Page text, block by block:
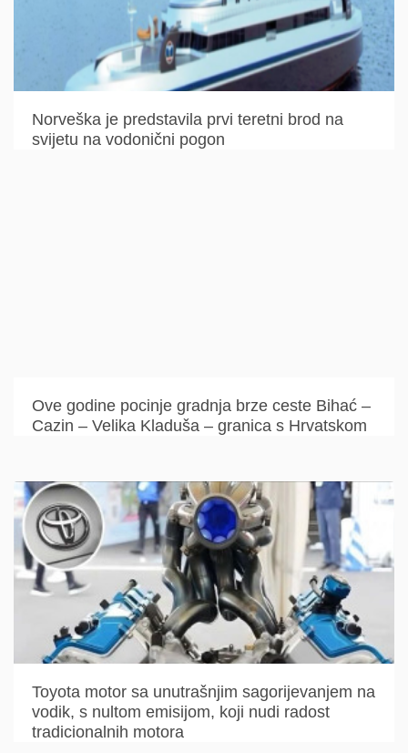
Norveška je predstavila prvi teretni brod na
svijetu na vodonični pogon
Ove godine pocinje gradnja brze ceste Bihać –
Cazin – Velika Kladuša – granica s Hrvatskom
Toyota motor sa unutrašnjim sagorijevanjem na
vodik, s nultom emisijom, koji nudi radost
tradicionalnih motora